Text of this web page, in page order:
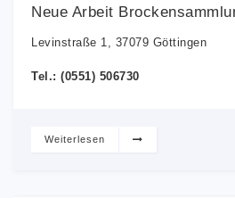
Neue Arbeit
Levinstraße 1, 37079 Göttingen
Tel.: (0551) 506730
Weiterlesen